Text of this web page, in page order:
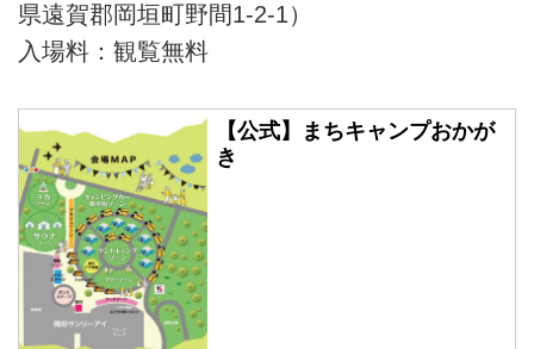
県遠賀郡岡垣町野間1-2-1）
入場料：観覧無料
【公式】まちキャンプおかが
き